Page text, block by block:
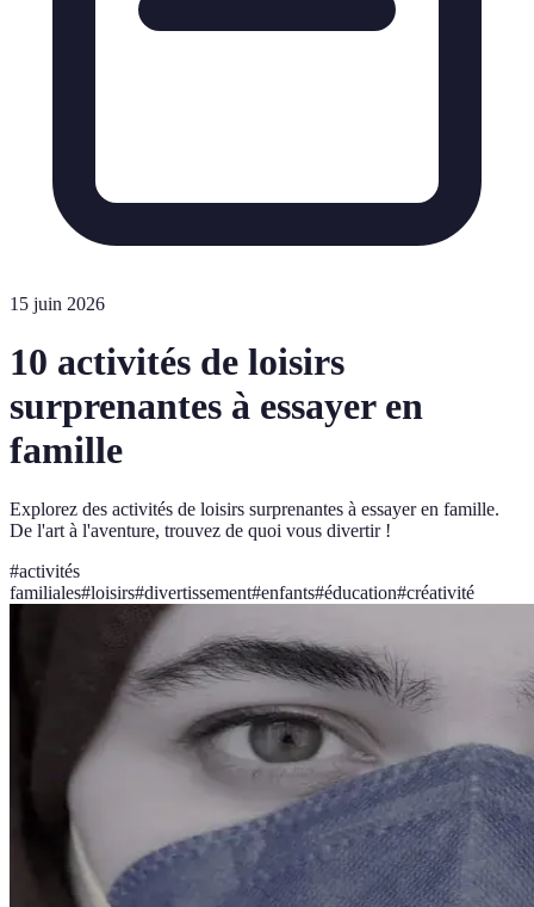
15 juin 2026
10 activités de loisirs
surprenantes à essayer en
famille
Explorez des activités de loisirs surprenantes à essayer en famille.
De l'art à l'aventure, trouvez de quoi vous divertir !
#activités
familiales#loisirs#divertissement#enfants#éducation#créativité